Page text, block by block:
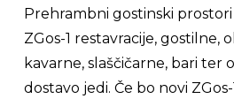
Prehrambni gostinski
ZGos-1 restavracije, gostilne,
kavarne, slaščičarne, bari ter
dostavo jedi. Če bo novi